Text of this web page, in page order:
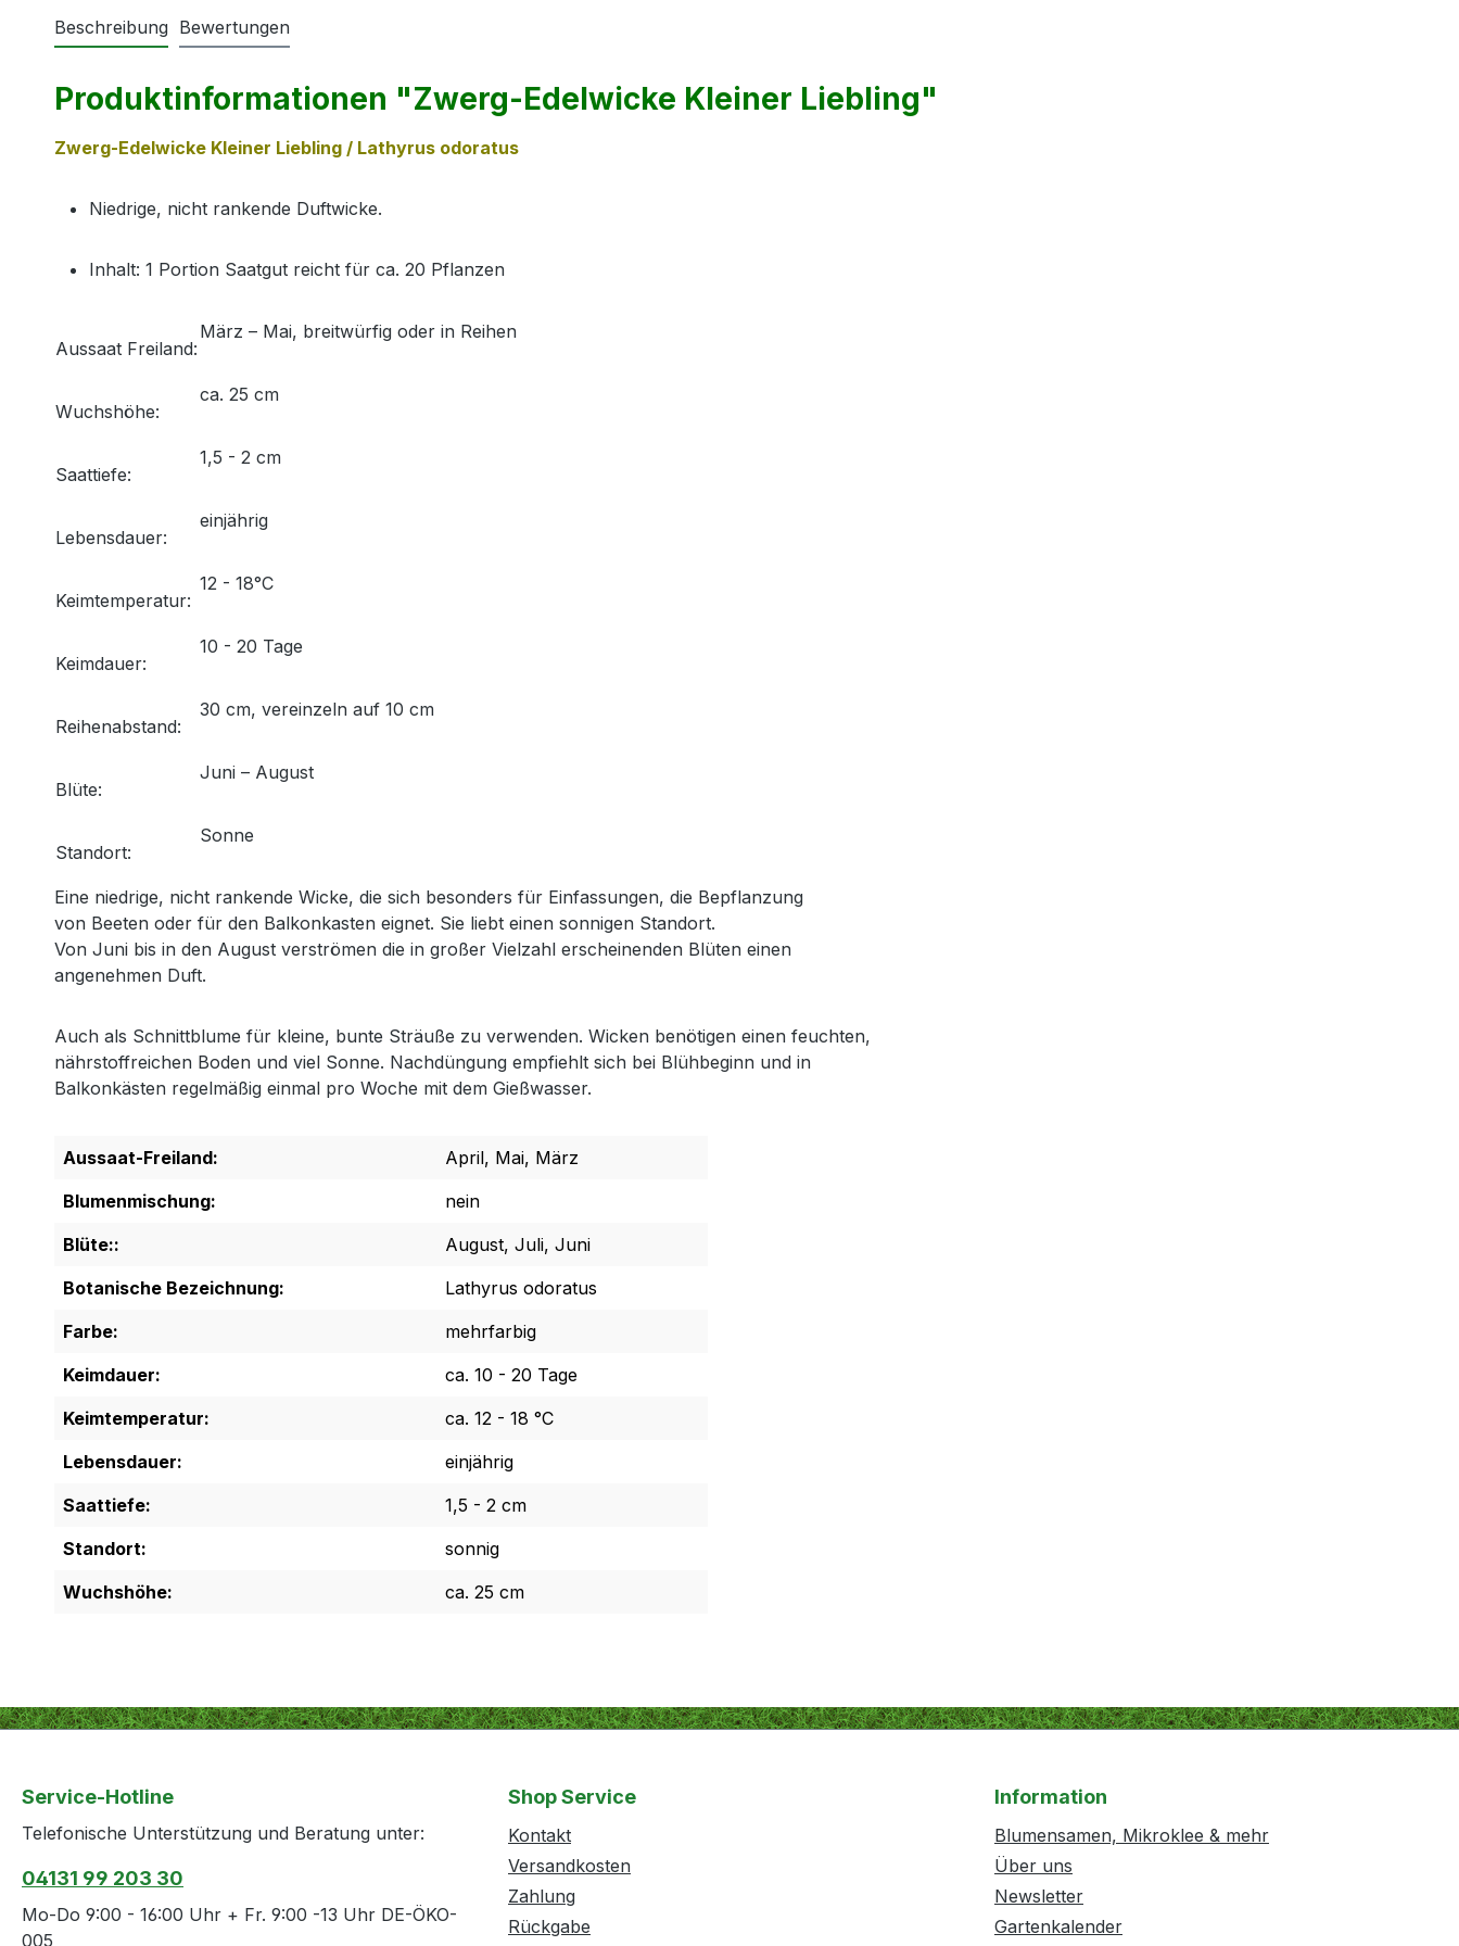
Beschreibung Bewertungen
Produktinformationen "Zwerg-Edelwicke Kleiner Liebling"
Zwerg-Edelwicke Kleiner Liebling / Lathyrus odoratus
Niedrige, nicht rankende Duftwicke.
Inhalt: 1 Portion Saatgut reicht für ca. 20 Pflanzen
Aussaat Freiland:
März – Mai, breitwürfig oder in Reihen
Wuchshöhe:
ca. 25 cm
Saattiefe:
1,5 - 2 cm
Lebensdauer:
einjährig
Keimtemperatur:
12 - 18°C
Keimdauer:
10 - 20 Tage
Reihenabstand:
30 cm, vereinzeln auf 10 cm
Blüte:
Juni – August
Standort:
Sonne
Eine niedrige, nicht rankende Wicke, die sich besonders für Einfassungen, die Bepflanzung
von Beeten oder für den Balkonkasten eignet. Sie liebt einen sonnigen Standort.
Von Juni bis in den August verströmen die in großer Vielzahl erscheinenden Blüten einen
angenehmen Duft.
Auch als Schnittblume für kleine, bunte Sträuße zu verwenden. Wicken benötigen einen feuchten,
nährstoffreichen Boden und viel Sonne. Nachdüngung empfiehlt sich bei Blühbeginn und in
Balkonkästen regelmäßig einmal pro Woche mit dem Gießwasser.
Aussaat-Freiland:
April, Mai, März
Blumenmischung:
nein
Blüte::
August, Juli, Juni
Botanische Bezeichnung:
Lathyrus odoratus
Farbe:
mehrfarbig
Keimdauer:
ca. 10 - 20 Tage
Keimtemperatur:
ca. 12 - 18 °C
Lebensdauer:
einjährig
Saattiefe:
1,5 - 2 cm
Standort:
sonnig
Wuchshöhe:
ca. 25 cm
Service-Hotline
Telefonische Unterstützung und Beratung unter:
04131 99 203 30
Mo-Do 9:00 - 16:00 Uhr + Fr. 9:00 -13 Uhr DE-ÖKO-
005
Shop Service
Kontakt
Versandkosten
Zahlung
Rückgabe
Information
Blumensamen, Mikroklee & mehr
Über uns
Newsletter
Gartenkalender